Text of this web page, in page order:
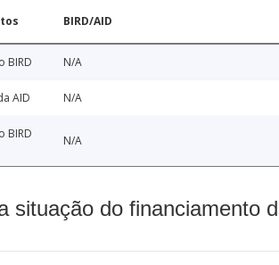
BIRD/AID
BIRD N/A
AID N/A
BIRD
N/A
situação do financiamento